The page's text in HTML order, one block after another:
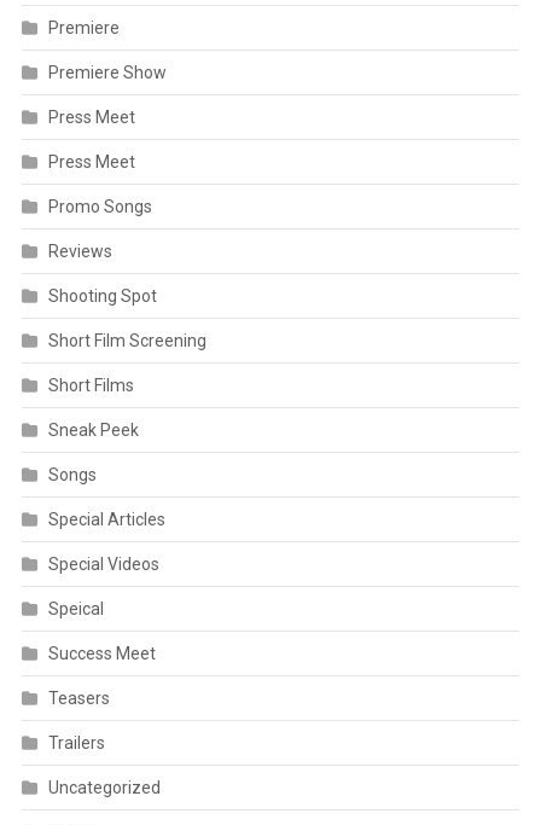
Premiere
Premiere Show
Press Meet
Press Meet
Promo Songs
Reviews
Shooting Spot
Short Film Screening
Short Films
Sneak Peek
Songs
Special Articles
Special Videos
Speical
Success Meet
Teasers
Trailers
Uncategorized